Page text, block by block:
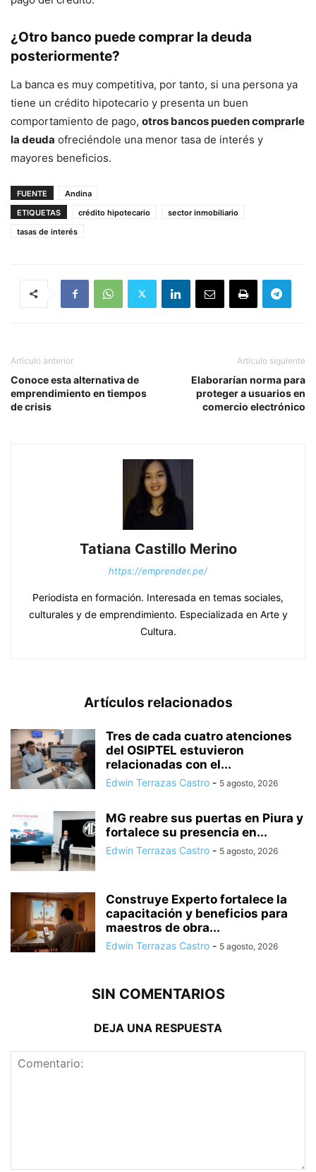
¿Otro banco puede comprar la deuda
posteriormente?
La banca es muy competitiva, por tanto, si una persona ya
tiene un crédito hipotecario y presenta un buen
comportamiento de pago, otros bancos pueden comprarle
la deuda ofreciéndole una menor tasa de interés y
mayores beneficios.
FUENTE
Andina
ETIQUETAS
crédito hipotecario
sector inmobiliario
tasas de interés
Artículo anterior
Conoce esta alternativa de
emprendimiento en tiempos
de crisis
Artículo siguiente
Elaborarían norma para
proteger a usuarios en
comercio electrónico
Tatiana Castillo Merino
https://emprender.pe/
Periodista en formación. Interesada en temas sociales,
culturales y de emprendimiento. Especializada en Arte y
Cultura.
Artículos relacionados
Tres de cada cuatro atenciones
del OSIPTEL estuvieron
relacionadas con el...
Edwin Terrazas Castro - 5 agosto, 2026
MG reabre sus puertas en Piura y
fortalece su presencia en...
Edwin Terrazas Castro - 5 agosto, 2026
Construye Experto fortalece la
capacitación y beneficios para
maestros de obra...
Edwin Terrazas Castro - 5 agosto, 2026
SIN COMENTARIOS
DEJA UNA RESPUESTA